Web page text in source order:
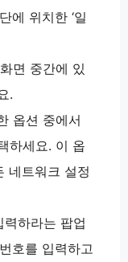
에 위치한 ‘일
면 중간에 있
.
옵션 중에서
하세요. 이 옵
네트워크 설정
하라는 팝업
호를 입력하고